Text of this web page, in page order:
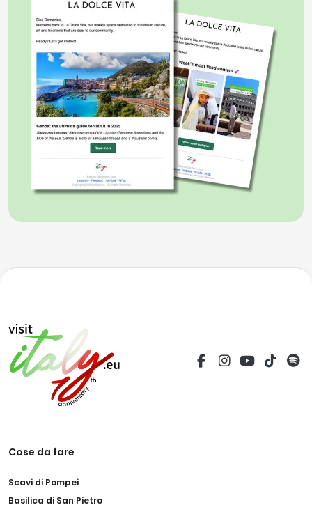
Cose da fare
Scavi di Pompei
Basilica di San Pietro